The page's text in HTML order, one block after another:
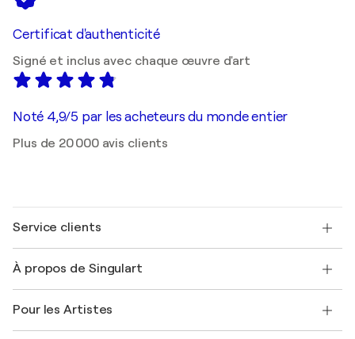
Certificat d'authenticité
Signé et inclus avec chaque œuvre d'art
Noté 4,9/5 par les acheteurs du monde entier
Plus de 20 000 avis clients
Service clients
Expédition
Offrir une carte cadeau
Rejoignez notre programme commercial
À propos de Singulart
FAQ
Pour les Artistes